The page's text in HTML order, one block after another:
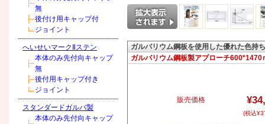
無
後付け用キャップ付
ジョイント
へいせいマークⅡステン
本体のみ先付向キャップ
無
後付用キャップ付き
ジョイント
スタンダードガルバ製
本体のみ先付向キャップ
ガルバリウム鋼板を使用した優れた色持
ガルバリウム鋼板製アプローチ600*1470
販売価格
(税込